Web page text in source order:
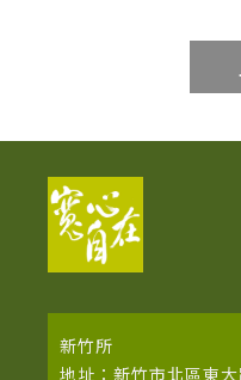
新竹所
地址：新竹市北區東